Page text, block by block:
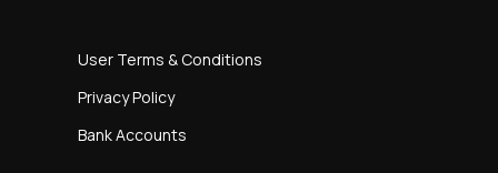
User Terms & Conditions
Privacy Policy
Bank Accounts